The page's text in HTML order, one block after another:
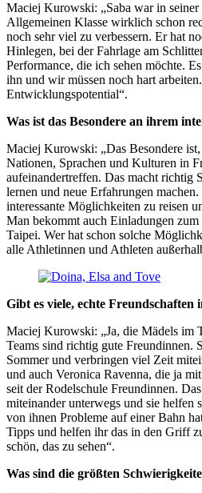
Maciej Kurowski: „Saba war in seiner
Allgemeinen Klasse wirklich schon
noch sehr viel zu verbessern. Er hat
Hinlegen, bei der Fahrlage am
Performance, die ich sehen möchte.
ihn und wir müssen noch hart
Entwicklungspotential“.
Was ist das Besondere an ihrem
Maciej Kurowski: „Das Besondere
Nationen, Sprachen und Kulturen in
aufeinandertreffen. Das macht richtig
lernen und neue Erfahrungen
interessante Möglichkeiten zu reisen
Man bekommt auch Einladungen
Taipei. Wer hat schon solche
alle Athletinnen und Athleten
Gibt es viele, echte Freundschaften
Maciej Kurowski: „Ja, die Mädels im
Teams sind richtig gute Freundinnen.
Sommer und verbringen viel Zeit
und auch Veronica Ravenna, die ja
seit der Rodelschule Freundinnen.
miteinander unterwegs und sie helfen
von ihnen Probleme auf einer Bahn
Tipps und helfen ihr das in den Griff
schön, das zu sehen“.
Was sind die größten